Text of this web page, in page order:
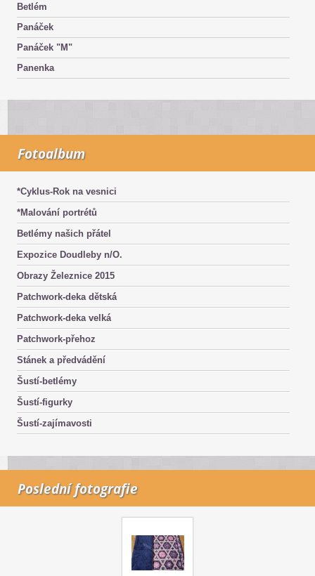
Betlém
Panáček
Panáček "M"
Panenka
Fotoalbum
*Cyklus-Rok na vesnici
*Malování portrétů
Betlémy našich přátel
Expozice Doudleby n/O.
Obrazy Železnice 2015
Patchwork-deka dětská
Patchwork-deka velká
Patchwork-přehoz
Stánek a předvádění
Šustí-betlémy
Šustí-figurky
Šustí-zajímavosti
Poslední fotografie